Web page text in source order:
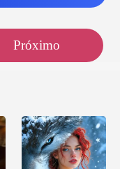
Próximo